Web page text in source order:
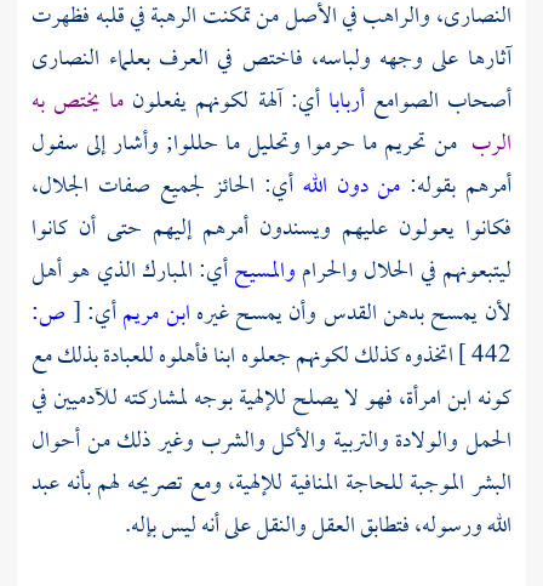
النصارى، والراهب في الأصل من تمكنت الرهبة في قلبه فظهرت
آثارها على وجهه ولباسه، فاختص في العرف بعلماء النصارى
أصحاب الصوامعأرباباأي: آلهة لكونهم يفعلون ما يختص به
الرب من تحريم ما حرموا وتحليل ما حللوا; وأشار إلى سفول
أمرهم بقوله: من دون الله أي: الحائز لجميع صفات الجلال،
فكانوا يعولون عليهم ويسندون أمرهم إليهم حتى أن كانوا
ليتبعونهم في الحلال والحراموالمسيحأي: المبارك الذي هو أهل
لأن يمسح بدهن القدس وأن يمسح غيرهابن مريمأي:[ص:
442 ] اتخذوه كذلك لكونهم جعلوه ابنا فأهلوه للعبادة بذلك مع
كونه ابن امرأة، فهو لا يصلح للإلهية بوجه لمشاركته للآدميين في
الحمل والولادة والتربية والأكل والشرب وغير ذلك من أحوال
البشر الموجبة للحاجة المنافية للإلهية، ومع تصريحه لهم بأنه عبد
الله ورسوله، فتطابق العقل والنقل على أنه ليس بإله.